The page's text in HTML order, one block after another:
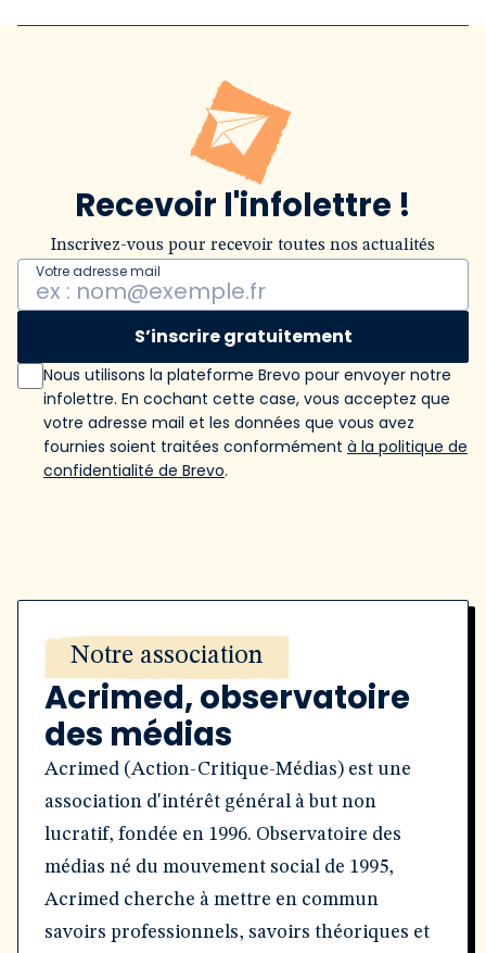
Recevoir l'infolettre !
Inscrivez-vous pour recevoir toutes nos actualités
Votre adresse mail
S’inscrire gratuitement
Nous utilisons la plateforme Brevo pour envoyer notre
infolettre. En cochant cette case, vous acceptez que
votre adresse mail et les données que vous avez
fournies soient traitées conformément à la politique de
confidentialité de Brevo.
Notre association
Acrimed, observatoire
des médias
Acrimed (Action-Critique-Médias) est une
association d'intérêt général à but non
lucratif, fondée en 1996. Observatoire des
médias né du mouvement social de 1995,
Acrimed cherche à mettre en commun
savoirs professionnels, savoirs théoriques et